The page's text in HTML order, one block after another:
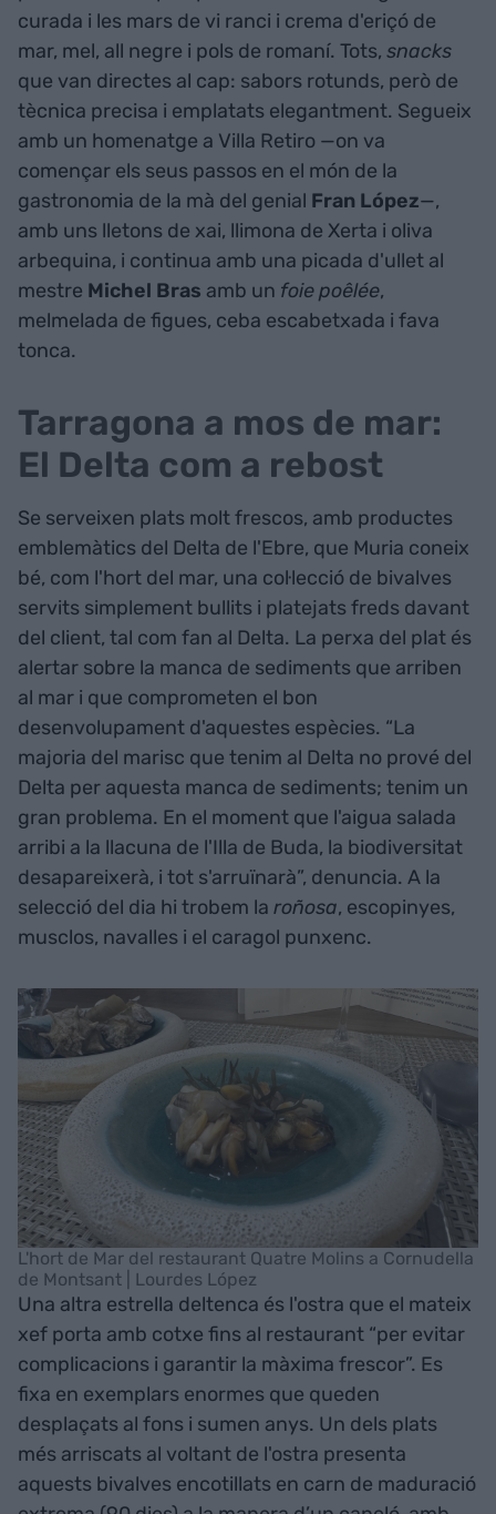
curada i les mars de vi ranci i crema d'eriçó de
mar, mel, all negre i pols de romaní. Tots, snacks
que van directes al cap: sabors rotunds, però de
tècnica precisa i emplatats elegantment. Segueix
amb un homenatge a Villa Retiro —on va
començar els seus passos en el món de la
gastronomia de la mà del genial Fran López—,
amb uns lletons de xai, llimona de Xerta i oliva
arbequina, i continua amb una picada d'ullet al
mestre Michel Bras amb un foiepoêlée,
melmelada de figues, ceba escabetxada i fava
tonca.
Tarragona a mos de mar:
El Delta com a rebost
Se serveixen plats molt frescos, amb productes
emblemàtics del Delta de l'Ebre, que Muria coneix
bé, com l'hort del mar, una col·lecció de bivalves
servits simplement bullits i platejats freds davant
del client, tal com fan al Delta. La perxa del plat és
alertar sobre la manca de sediments que arriben
al mar i que comprometen el bon
desenvolupament d'aquestes espècies. “La
majoria del marisc que tenim al Delta no prové del
Delta per aquesta manca de sediments; tenim un
gran problema. En el moment que l'aigua salada
arribi a la llacuna de l'Illa de Buda, la biodiversitat
desapareixerà, i tot s'arruïnarà”, denuncia. A la
selecció del dia hi trobem la roñosa, escopinyes,
musclos, navalles i el caragol punxenc.
L'hort de Mar del restaurant Quatre Molins a Cornudella
de Montsant | Lourdes López
Una altra estrella deltenca és l'ostra que el mateix
xef porta amb cotxe fins al restaurant “per evitar
complicacions i garantir la màxima frescor”. Es
fixa en exemplars enormes que queden
desplaçats al fons i sumen anys. Un dels plats
més arriscats al voltant de l'ostra presenta
aquests bivalves encotillats en carn de maduració